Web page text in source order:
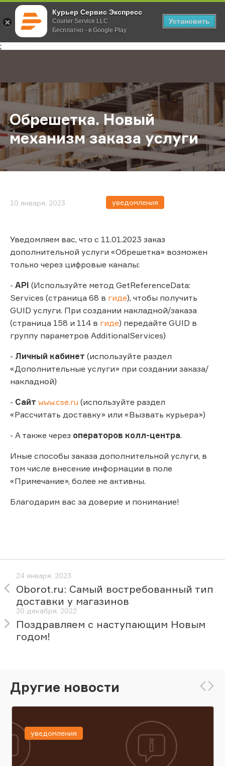
Курьер Сервис Экспресс
Courier Service LLC
Бесплатно - в Google Play
Установить
;
Главная О компании Новости Обрешетка. Новый механизм
Обрешетка. Новый
механизм заказа услуги
10 января, 2023 уведомления
Уведомляем вас, что с 11.01.2023 заказ
дополнительной услуги «Обрешетка» возможен
только через цифровые каналы:
- API (Используйте метод GetReferenceData:
Services (страница 68 в гиде), чтобы получить
GUID услуги. При создании накладной/заказа
(страница 158 и 114 в гиде) передайте GUID в
группу параметров AdditionalServices)
- Личный кабинет (используйте раздел
«Дополнительные услуги» при создании заказа/
накладной)
- Сайт www.cse.ru (используйте раздел
«Рассчитать доставку» или «Вызвать курьера»)
- А также через операторов колл-центра.
Иные способы заказа дополнительной услуги, в
том числе внесение информации в поле
«Примечание», более не активны.
Благодарим вас за доверие и понимание!
24 января, 2023
Oborot.ru: Самый востребованный тип
доставки у магазинов
30 декабря, 2022
Поздравляем с наступающим Новым
годом!
Другие новости
уведомления